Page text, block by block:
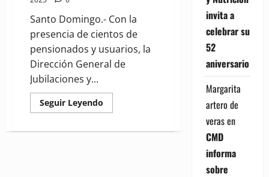
Santo Domingo.- Con la
presencia de cientos de
pensionados y usuarios, la
Dirección General de
Jubilaciones y...
Seguir Leyendo
more
agasaja
invita a
celebrar su
52
aniversario
Margarita
artero de
verasen
CMD
informa
sobre